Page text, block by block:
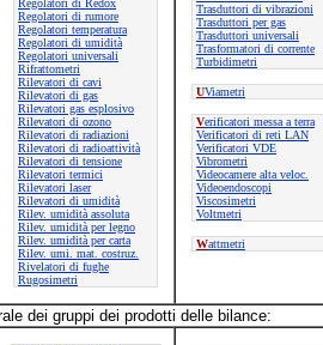
Regolatori di Redox
Regolatori di rumore
Regolatori temperatura
Regolatori di umidità
Regolatori universali
Rifrattometri
Rilevatori di cavi
Rilevatori di gas
Rilevatori gas esplosivo
Rilevatori di ozono
Rilevatori di radiazioni
Rilevatori di radioattività
Rilevatori di tensione
Rilevatori termici
Rilevatori laser
Rilevatori di umidità
Rilev. umidità assoluta
Rilev. umidità per legno
Rilev. umidità per carta
Rilev. umi. mat. costruz.
Rivelatori di fughe
Rugosimetri
Trasduttori di vibrazioni
Trasduttori per gas
Trasduttori universali
Trasformatori di corrente
Turbidimetri
UViametri
Verificatori messa a terra
Verificatori di reti LAN
Verificatori VDE
Vibrometri
Videocamere alta veloc.
Videoendoscopi
Viscosimetri
Voltmetri
Wattmetri
dei gruppi dei prodotti delle bilance: